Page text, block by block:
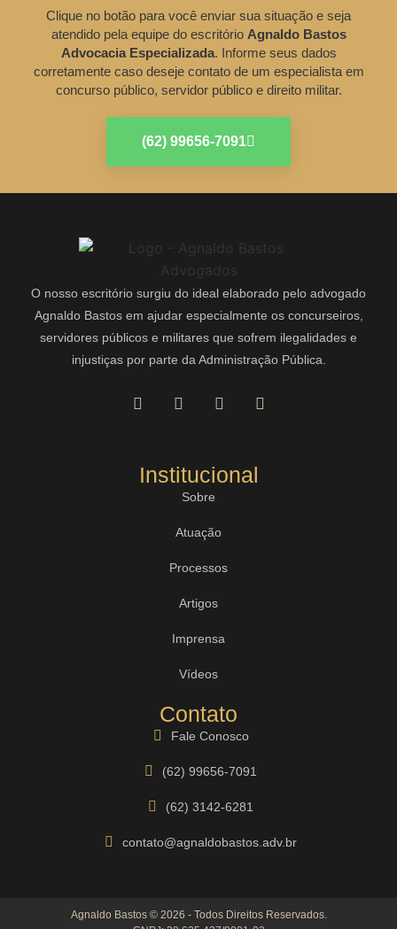
Clique no botão para você enviar sua situação e seja
atendido pela equipe do escritório Agnaldo Bastos
Advocacia Especializada. Informe seus dados
corretamente caso deseje contato de um especialista em
concurso público, servidor público e direito militar.
(62) 99656-7091
O nosso escritório surgiu do ideal elaborado pelo advogado
Agnaldo Bastos em ajudar especialmente os concurseiros,
servidores públicos e militares que sofrem ilegalidades e
injustiças por parte da Administração Pública.
Institucional
Sobre
Atuação
Processos
Artigos
Imprensa
Vídeos
Contato
Fale Conosco
(62) 99656-7091
(62) 3142-6281
contato@agnaldobastos.adv.br
Agnaldo Bastos © 2026 - Todos Direitos Reservados.